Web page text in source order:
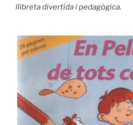
llibreta divertida i pedagògica.